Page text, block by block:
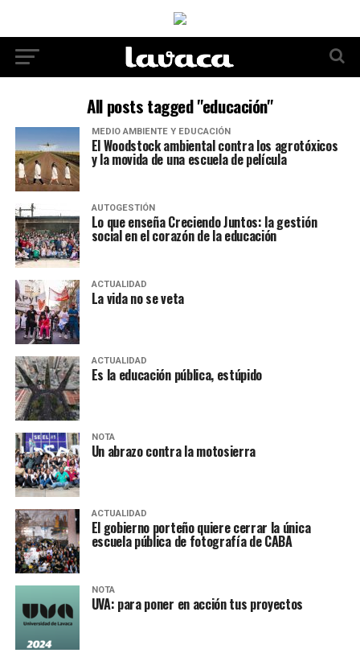
All posts tagged "educación"
MEDIO AMBIENTE Y EDUCACIÓN
El Woodstock ambiental contra los agrotóxicos
y la movida de una escuela de película
AUTOGESTIÓN
Lo que enseña Creciendo Juntos: la gestión
social en el corazón de la educación
ACTUALIDAD
La vida no se veta
ACTUALIDAD
Es la educación pública, estúpido
NOTA
Un abrazo contra la motosierra
ACTUALIDAD
El gobierno porteño quiere cerrar la única
escuela pública de fotografía de CABA
NOTA
UVA: para poner en acción tus proyectos